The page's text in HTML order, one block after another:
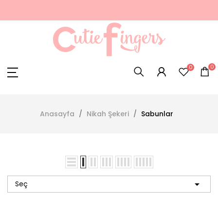
0 0
Anasayfa Nikah Şekeri Sabunlar
Seç 